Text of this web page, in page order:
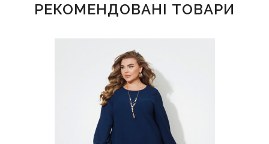
РЕКОМЕНДОВАНІ ТОВАРИ